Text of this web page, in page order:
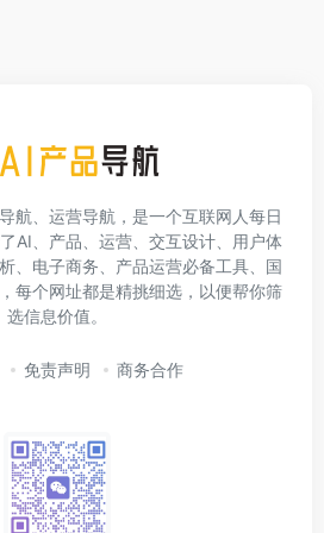
航、运营导航，是一个互联网人每日
AI、产品、运营、交互设计、用户体
、电子商务、产品运营必备工具、国
每个网址都是精挑细选，以便帮你筛
选信息价值。
免责声明 商务合作